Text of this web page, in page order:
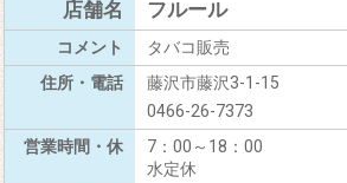
フルール
タバコ販売
藤沢市藤沢3-1-15
0466-26-7373
7：00～18：00
水定休